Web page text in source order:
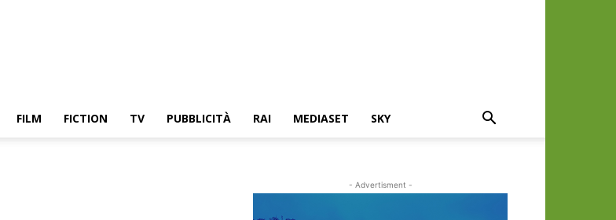
FILM FICTION TV PUBBLICITÀ RAI MEDIASET SKY
- Advertisment -